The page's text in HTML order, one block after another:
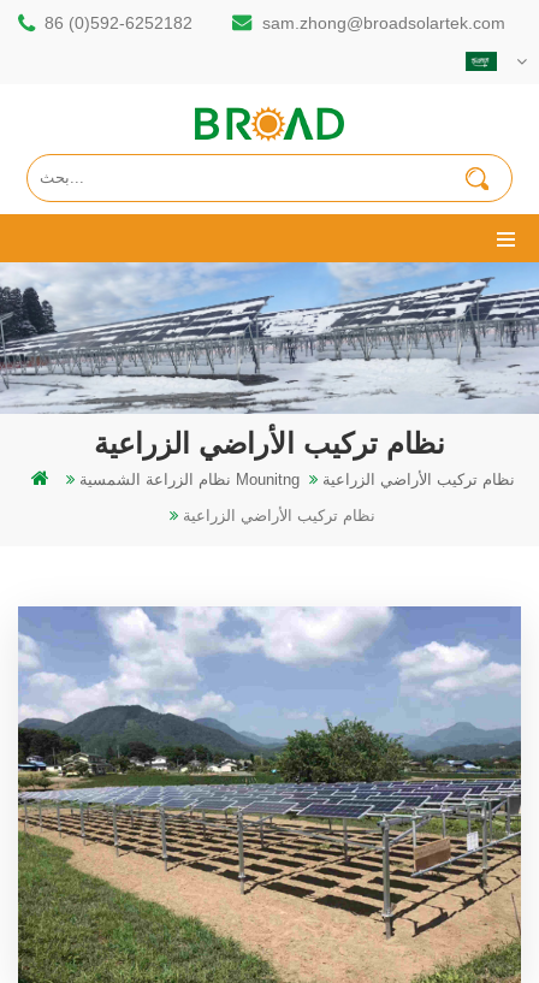
86 (0)592-6252182 sam.zhong@broadsolartek.com
نظام تركيب الأراضي الزراعية
نظام الزراعة الشمسية Mounitng
نظام تركيب الأراضي الزراعية
نظام تركيب الأراضي الزراعية